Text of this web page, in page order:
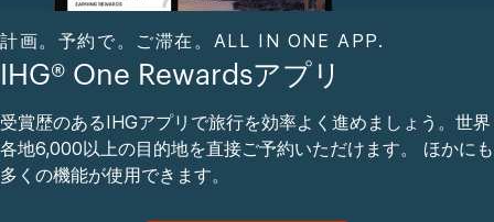
計画。予約で。ご滞在。ALL IN ONE APP.
IHG® One Rewardsアプリ
受賞歴のあるIHGアプリで旅行を効率よく進めましょう。世界
各地6,000以上の目的地を直接ご予約いただけます。 ほかにも
多くの機能が使用できます。